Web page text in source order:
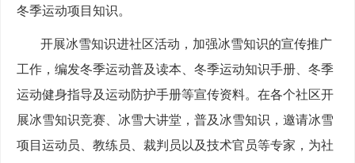
冬季运动项目知识。
开展冰雪知识进社区活动，加强冰雪知识的宣传推广
工作，编发冬季运动普及读本、冬季运动知识手册、冬季
运动健身指导及运动防护手册等宣传资料。在各个社区开
展冰雪知识竞赛、冰雪大讲堂，普及冰雪知识，邀请冰雪
项目运动员、教练员、裁判员以及技术官员等专家，为社